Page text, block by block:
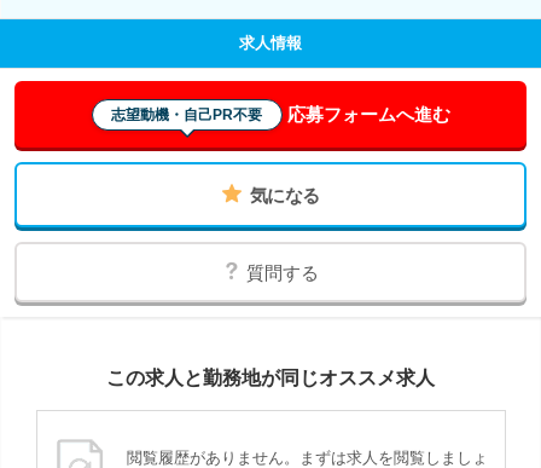
求人情報
志望動機・自己PR不要 応募フォームへ進む
気になる
質問する
この求人と勤務地が同じオススメ求人
閲覧履歴がありません。まずは求人を閲覧しましょ